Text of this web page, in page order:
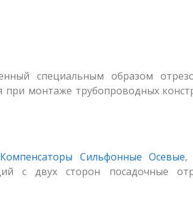
специальным образом
монтаже трубопроводных
Компенсаторы Сильфонные Осевые,
с двух сторон посадочные